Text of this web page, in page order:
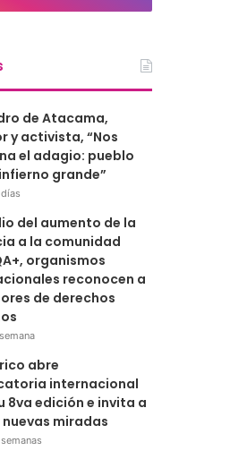
de Atacama,
y activista, “Nos
el adagio: pueblo
grande”
del aumento de la
a la comunidad
organismos
reconocen a
de derechos
abre
internacional
8va edición e invita a
miradas